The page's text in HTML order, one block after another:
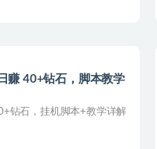
赚 40+钻石，脚本教学
钻石，挂机脚本+教学详解